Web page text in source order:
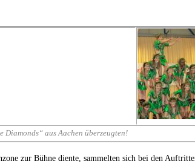
Diamonds“ aus Aachen überzeugten!
zur Bühne diente, sammelten sich bei den